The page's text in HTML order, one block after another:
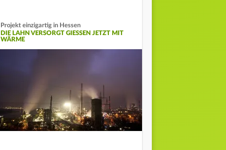
Projekt einzigartig in Hessen
DIE LAHN VERSORGT GIESSEN JETZT MIT W
ÄRME